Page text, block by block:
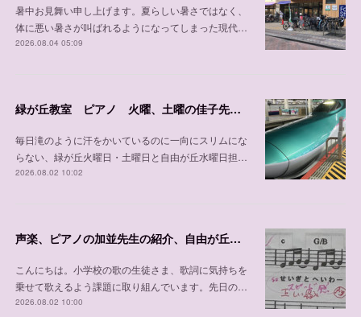
暑中お見舞い申し上げます。夏らしい暑さではなく、
体に悪い暑さが叫ばれるようになってしまった現代…
2026.08.04 05:09
緑が丘教室 ピアノ 火曜、土曜の佳子先生の紹介
毎日滝のように汗をかいているのに一向にスリムにな
らない、緑が丘火曜日・土曜日と自由が丘水曜日担…
2026.08.02 10:02
声楽、ピアノの加並先生の紹介、自由が丘教室 木曜日、 土曜日、日曜日/緑が丘教室 金曜日
こんにちは。小学校の歌の生徒さま、歌詞に気持ちを
乗せて歌えるよう課題に取り組んでいます。先日の…
2026.08.02 10:00